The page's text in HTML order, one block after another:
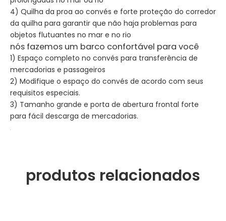
4) Quilha da proa ao convés e forte proteção do corredor
da quilha para garantir que não haja problemas para
objetos flutuantes no mar e no rio
nós fazemos um barco confortável para você
1) Espaço completo no convés para transferência de
mercadorias e passageiros
2) Modifique o espaço do convés de acordo com seus
requisitos especiais.
3) Tamanho grande e porta de abertura frontal forte
para fácil descarga de mercadorias.
produtos relacionados